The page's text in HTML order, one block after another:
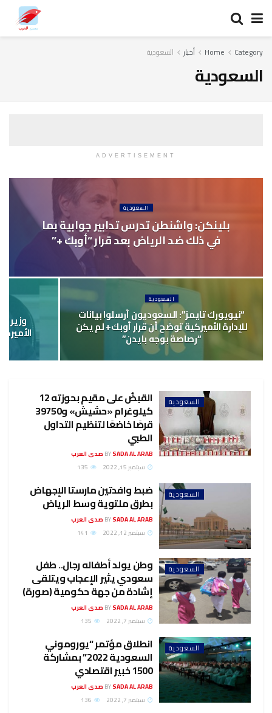
Home Category أخبار السعودية
السعودية
ADVERTISEMENT
السعودية
بلينكن: واشنطن تدرس تدابير جوابية بما
في ذلك ضد الرياض بعد قرار “أوبك +”
السعودية
“نيويورك تايمز”: السعوديون أرسلوا بيانات
للإدارة الأميركية توضح أن قرار أوبك+ لم يكن
“رصاصة بوجه بايدن”
وزير
السعودية القبضُ على مقيم بحوزته 12
كيلوغرام «حشيش» و39750
قرصًا خاضعًا لتنظيم التداول
الطبي
BYSADA AL ARAB صدى العرب
سبتمبر 15, 2022
السعودية ضبط وافدتين مارستا الإجهاض
بطرق ملتوية وسط الرياض
BYSADA AL ARAB صدى العرب
سبتمبر 12, 2022
السعودية وطن يولد أطفاله رجال.. طفل
سعودي يثير الإعجاب ويتلقى
إشادة من جهة حكومية (صورة)
BYSADA AL ARAB صدى العرب
سبتمبر 7, 2022
السعودية انطلاق مؤتمر “يوروموني
السعودية 2022” بمشاركة
1500 خبير اقتصادي
BYSADA AL ARAB صدى العرب
سبتمبر 7, 2022